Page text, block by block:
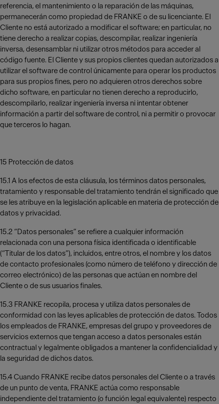
referencia, el mantenimiento o la reparación de las máquinas,
permanecerán como propiedad de FRANKE o de su licenciante. El
Cliente no está autorizado a modificar el software; en particular, no
tiene derecho a realizar copias, descompilar, realizar ingeniería
inversa, desensamblar ni utilizar otros métodos para acceder al
código fuente. El Cliente y sus propios clientes quedan autorizados a
utilizar el software de control únicamente para operar los productos
para sus propios fines, pero no adquieren otros derechos sobre
dicho software, en particular no tienen derecho a reproducirlo,
descompilarlo, realizar ingeniería inversa ni intentar obtener
información a partir del software de control, ni a permitir o provocar
que terceros lo hagan.
15 Protección de datos
15.1 A los efectos de esta cláusula, los términos datos personales,
tratamiento y responsable del tratamiento tendrán el significado que
se les atribuye en la legislación aplicable en materia de protección de
datos y privacidad.
15.2 “Datos personales” se refiere a cualquier información
relacionada con una persona física identificada o identificable
(“Titular de los datos”), incluidos, entre otros, el nombre y los datos
de contacto profesionales (como número de teléfono y dirección de
correo electrónico) de las personas que actúan en nombre del
Cliente o de sus usuarios finales.
15.3 FRANKE recopila, procesa y utiliza datos personales de
conformidad con las leyes aplicables de protección de datos. Todos
los empleados de FRANKE, empresas del grupo y proveedores de
servicios externos que tengan acceso a datos personales están
contractual y legalmente obligados a mantener la confidencialidad y
la seguridad de dichos datos.
15.4 Cuando FRANKE recibe datos personales del Cliente o a través
de un punto de venta, FRANKE actúa como responsable
independiente del tratamiento (o función legal equivalente) respecto